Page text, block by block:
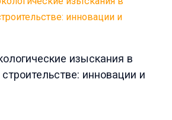
изыскания в
инновации и